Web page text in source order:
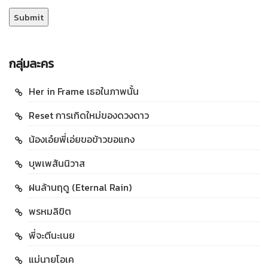
กลุ่มละคร
Her in Frame เธอในภาพนั้น
Reset การเกิดใหม่ของดวงดาว
น้องเอ๋ยพี่เอ่ยขอข้าวขอแกง
บุพเพสันนิวาส
ฝนล้านฤดู (Eternal Rain)
พรหมลิขิต
พี่จะตีนะเนย
แม่นายโอเค